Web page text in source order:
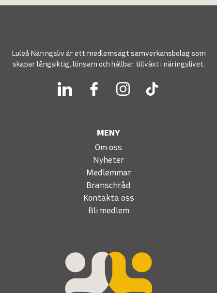
Luleå Näringsliv är ett medlemsägt samverkansbolag som
skapar långsiktig, lönsam och hållbar tillväxt i näringslivet.
MENY
Om oss
Nyheter
Medlemmar
Branschråd
Kontakta oss
Bli medlem